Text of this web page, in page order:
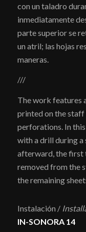
con un taladro
inmediatamente
parte superior se
un atril; las hojas
maneras.
///
The work features
printed on the
perforations. In
with a drill during a
afterward, the first
removed from the
the remaining
Instalación /
IN-SONORA 14